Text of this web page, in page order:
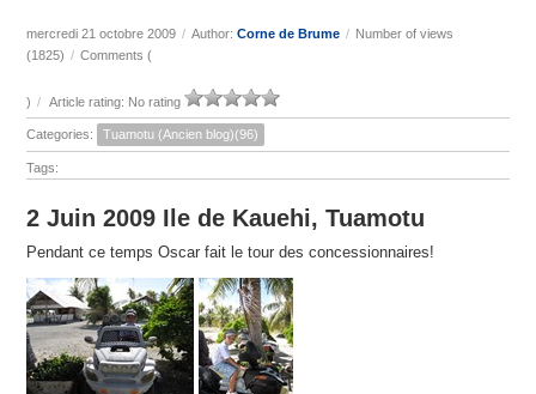
mercredi 21 octobre 2009 / Author:Corne de Brume / Number of views
(1825) / Comments (
) / Article rating: No rating
Categories: Tuamotu (Ancien blog)(96)
Tags:
2 Juin 2009 Ile de Kauehi, Tuamotu
Pendant ce temps Oscar fait le tour des concessionnaires!